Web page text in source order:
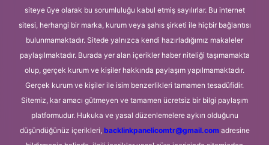
siteye üye olarak bu sorumluluğu kabul etmiş sayılırlar. Bu internet
sitesi, herhangi bir marka, kurum veya şahıs şirketi ile hiçbir bağlantısı
bulunmamaktadır. Sitede yalnızca kendi hazırladığımız makaleler
paylaşılmaktadır. Burada yer alan içerikler haber niteliği taşımamakta
olup, gerçek kurum ve kişiler hakkında paylaşım yapılmamaktadır.
Gerçek kurum ve kişiler ile isim benzerlikleri tamamen tesadüfidir.
Sitemiz, kar amacı gütmeyen ve tamamen ücretsiz bir bilgi paylaşım
platformudur. Hukuka ve yasal düzenlemelere aykırı olduğunu
düşündüğünüz içerikleri, backlinkpanelicomtr@gmail.comadresine